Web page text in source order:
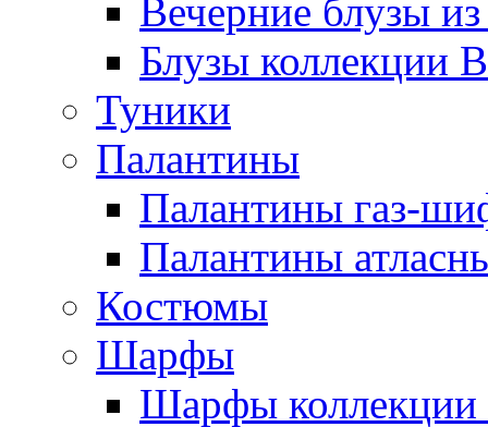
Вечерние блузы
Блузы коллекции
Туники
Палантины
Палантины газ-
Палантины
Костюмы
Шарфы
Шарфы коллекции